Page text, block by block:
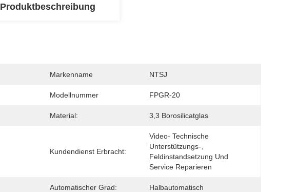
Produktbeschreibung
Markenname NTSJ
Modellnummer FPGR-20
Material: 3,3 Borosilicatglas
Kundendienst Erbracht:
Video- Technische
Unterstützungs-、
Feldinstandsetzung Und
Service Reparieren
Automatischer Grad: Halbautomatisch